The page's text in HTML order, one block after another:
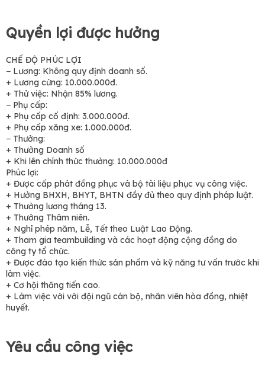
Quyền lợi được hưởng
CHẾ ĐỘ PHÚC LỢI
− Lương: Không quy định doanh số.
+ Lương cứng: 10.000.000đ.
+ Thử việc: Nhận 85% lương.
− Phụ cấp:
+ Phụ cấp cố định: 3.000.000đ.
+ Phụ cấp xăng xe: 1.000.000đ.
− Thưởng:
+ Thưởng Doanh số
+ Khi lên chính thức thưởng: 10.000.000đ
Phúc lợi:
+ Được cấp phát đồng phục và bộ tài liệu phục vụ công việc.
+ Hưởng BHXH, BHYT, BHTN đầy đủ theo quy định pháp luật.
+ Thưởng lương tháng 13.
+ Thưởng Thâm niên.
+ Nghỉ phép năm, Lễ, Tết theo Luật Lao Động.
+ Tham gia teambuilding và các hoạt động cộng đồng do
công ty tổ chức.
+ Được đào tạo kiến thức sản phẩm và kỹ năng tư vấn trước khi
làm việc.
+ Cơ hội thăng tiến cao.
+ Làm việc với với đội ngũ cán bộ, nhân viên hòa đồng, nhiệt
huyết.
Yêu cầu công việc